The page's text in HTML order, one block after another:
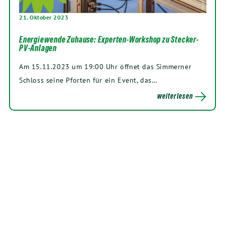
21. Oktober 2023
Energiewende Zuhause: Experten-Workshop zu Stecker-
PV-Anlagen
Am 15.11.2023 um 19:00 Uhr öffnet das Simmerner
Schloss seine Pforten für ein Event, das…
weiterlesen